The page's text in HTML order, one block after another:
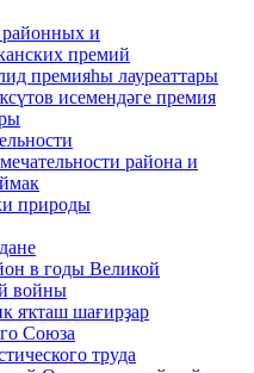
и
премий
премияһы лауреаттары
исемендәге премия
района и
природы
в годы Великой
войны
яҡташ шағирҙар
Союза
труда